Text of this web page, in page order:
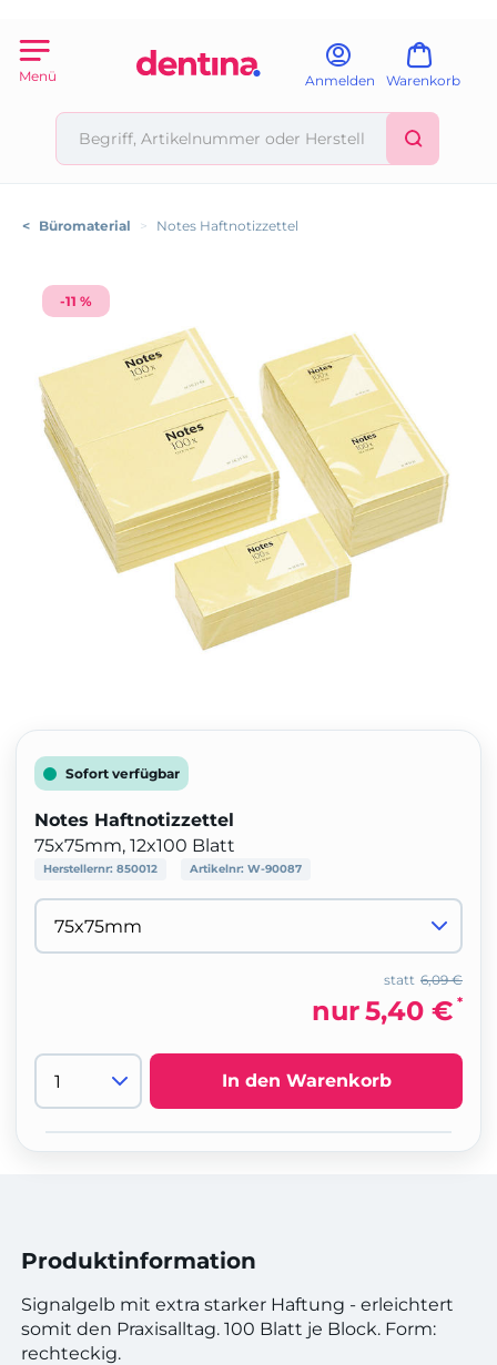
Menü Anmelden Warenkorb
< Büromaterial > Notes Haftnotizzettel
-11 %
Sofort verfügbar
Notes Haftnotizzettel
75x75mm, 12x100 Blatt
Herstellernr: 850012 Artikelnr: W-90087
6,09 €
statt
nur5,40 € *
In den Warenkorb
Produktinformation
Signalgelb mit extra starker Haftung - erleichtert
somit den Praxisalltag. 100 Blatt je Block. Form:
rechteckig.